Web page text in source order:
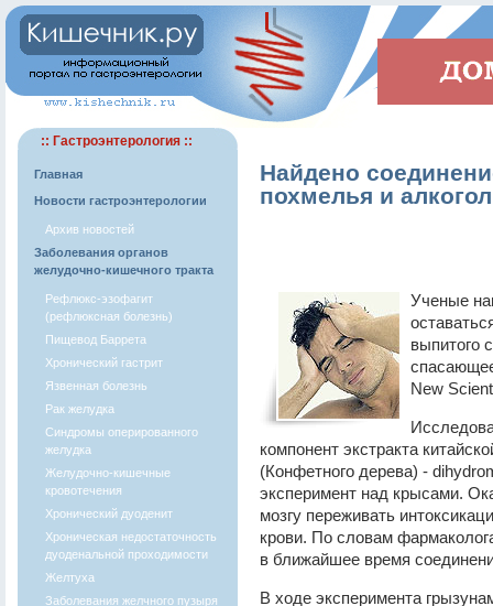
:: Гастроэнтерология ::
Главная
Новости гастроэнтерологии
Архив новостей
Заболевания органов
желудочно-кишечного тракта
Рефлюкс-эзофагит
(рефлюксная болезнь)
Пищевод Баррета
Хронический гастрит
Язвенная болезнь
Рак желудка
Синдромы оперированного
желудка
Желудочно-кишечные
кровотечения
Хронический дуоденит
Хроническая недостаточность
дуоденальной проходимости
Желтуха
Заболевания желчного пузыря
Найдено
похмелья и
Ученые
выпитого
New
компонент экстракта
(Конфетного дерева) -
эксперимент над крысами.
мозгу переживать
крови. По словам
в ближайшее время
В ходе эксперимента